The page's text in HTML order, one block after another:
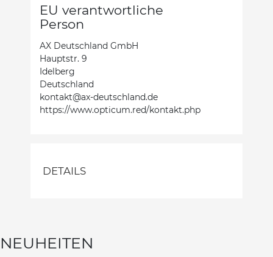
EU verantwortliche
Person
AX Deutschland GmbH
Hauptstr. 9
Idelberg
Deutschland
kontakt@ax-deutschland.de
https://www.opticum.red/kontakt.php
DETAILS
NEUHEITEN